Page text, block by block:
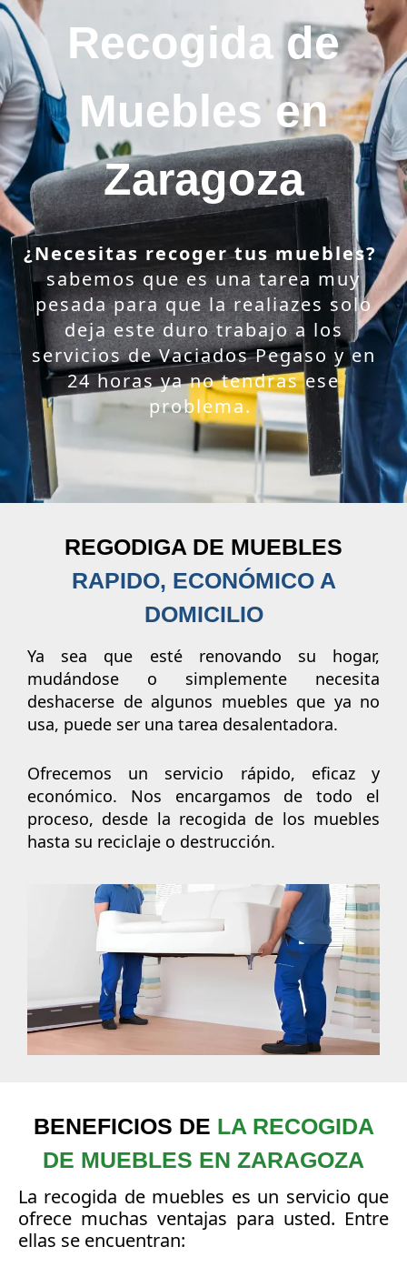
Ir
al
contenido
Recogida de
Muebles en
Zaragoza
¿Necesitas recoger tus muebles?
sabemos que es una tarea muy
pesada para que la realiazes solo
deja este duro trabajo a los
servicios de Vaciados Pegaso y en
24 horas ya no tendras ese
problema.
REGODIGA DE MUEBLES
RAPIDO, ECONÓMICO A
DOMICILIO
Ya sea que esté renovando su hogar,
mudándose o simplemente necesita
deshacerse de algunos muebles que ya no
usa, puede ser una tarea desalentadora.
Ofrecemos un servicio rápido, eficaz y
económico. Nos encargamos de todo el
proceso, desde la recogida de los muebles
hasta su reciclaje o destrucción.
BENEFICIOS DE LA RECOGIDA
DE MUEBLES EN ZARAGOZA
La recogida de muebles es un servicio que
ofrece muchas ventajas para usted. Entre
ellas se encuentran: